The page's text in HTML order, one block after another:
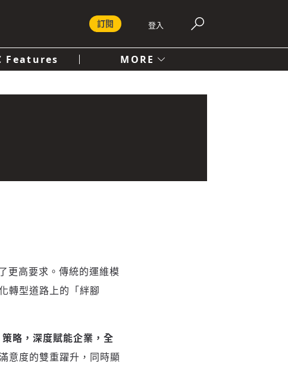
登入
訂閱
Features MORE
更高要求。傳統的運維模
轉型道路上的「絆腳
略，深度賦能企業，全
意度的雙重躍升，同時顯